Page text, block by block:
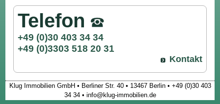
Telefon
+49 (0)30 403 34 34
+49 (0)3303 518 20 31
Kontakt
Klug Immobilien GmbH • Berliner Str. 40 • 13467 Berlin • +49 (0)30 403
34 34 • info@klug-immobilien.de